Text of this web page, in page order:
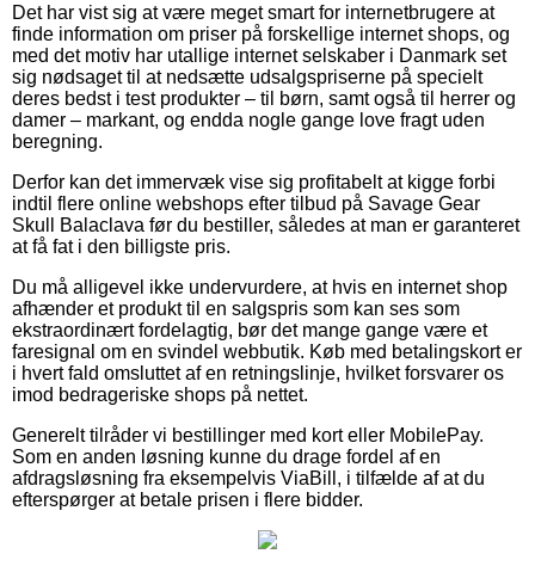
Det har vist sig at være meget smart for internetbrugere at
finde information om priser på forskellige internet shops, og
med det motiv har utallige internet selskaber i Danmark set
sig nødsaget til at nedsætte udsalgspriserne på specielt
deres bedst i test produkter – til børn, samt også til herrer og
damer – markant, og endda nogle gange love fragt uden
beregning.
Derfor kan det immervæk vise sig profitabelt at kigge forbi
indtil flere online webshops efter tilbud på Savage Gear
Skull Balaclava før du bestiller, således at man er garanteret
at få fat i den billigste pris.
Du må alligevel ikke undervurdere, at hvis en internet shop
afhænder et produkt til en salgspris som kan ses som
ekstraordinært fordelagtig, bør det mange gange være et
faresignal om en svindel webbutik. Køb med betalingskort er
i hvert fald omsluttet af en retningslinje, hvilket forsvarer os
imod bedrageriske shops på nettet.
Generelt tilråder vi bestillinger med kort eller MobilePay.
Som en anden løsning kunne du drage fordel af en
afdragsløsning fra eksempelvis ViaBill, i tilfælde af at du
efterspørger at betale prisen i flere bidder.